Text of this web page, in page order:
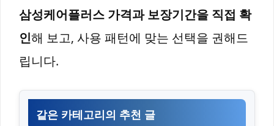
삼성케어플러스 가격과 보장기간을 직접 확
인해 보고, 사용 패턴에 맞는 선택을 권해드
립니다.
같은 카테고리의 추천 글